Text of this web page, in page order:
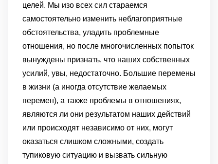
целей. Мы изо всех сил стараемся
самостоятельно изменить неблагоприятные
обстоятельства, уладить проблемные
отношения, но после многочисленных попыток
вынуждены признать, что наших собственных
усилий, увы, недостаточно. Большие перемены
в жизни (а иногда отсутствие желаемых
перемен), а также проблемы в отношениях,
являются ли они результатом наших действий
или происходят независимо от них, могут
оказаться слишком сложными, создать
тупиковую ситуацию и вызвать сильную